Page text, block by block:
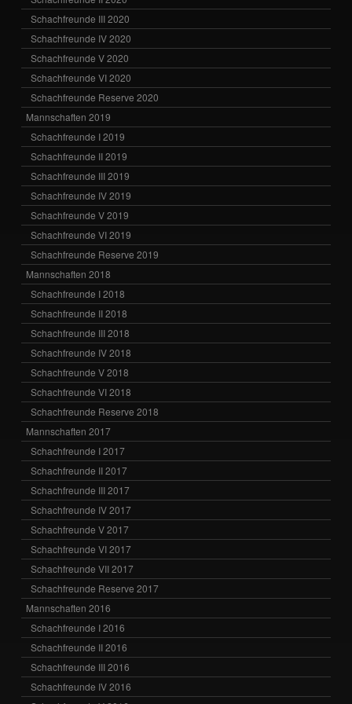
Schachfreunde III 2020
Schachfreunde IV 2020
Schachfreunde V 2020
Schachfreunde VI 2020
Schachfreunde Reserve 2020
Mannschaften 2019
Schachfreunde I 2019
Schachfreunde II 2019
Schachfreunde III 2019
Schachfreunde IV 2019
Schachfreunde V 2019
Schachfreunde VI 2019
Schachfreunde Reserve 2019
Mannschaften 2018
Schachfreunde I 2018
Schachfreunde II 2018
Schachfreunde III 2018
Schachfreunde IV 2018
Schachfreunde V 2018
Schachfreunde VI 2018
Schachfreunde Reserve 2018
Mannschaften 2017
Schachfreunde I 2017
Schachfreunde II 2017
Schachfreunde III 2017
Schachfreunde IV 2017
Schachfreunde V 2017
Schachfreunde VI 2017
Schachfreunde VII 2017
Schachfreunde Reserve 2017
Mannschaften 2016
Schachfreunde I 2016
Schachfreunde II 2016
Schachfreunde III 2016
Schachfreunde IV 2016